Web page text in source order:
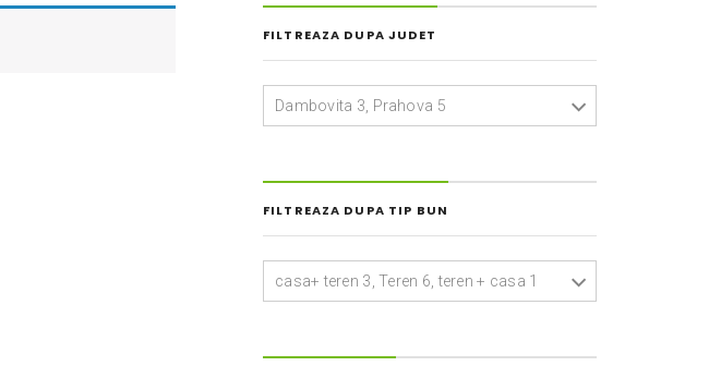
FILTREAZA DUPA JUDET
Dambovita 3, Prahova 5
FILTREAZA DUPA TIP BUN
casa+ teren 3, Teren 6, teren + casa 1